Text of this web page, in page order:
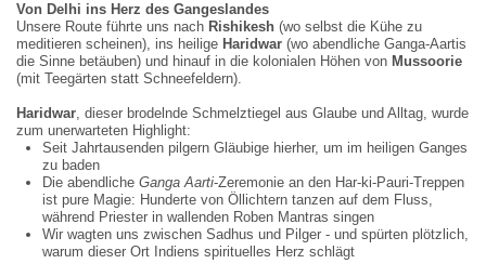
Von Delhi ins Herz des Gangeslandes
Unsere Route führte uns nach Rishikesh (wo selbst die Kühe zu
meditieren scheinen), ins heilige Haridwar (wo abendliche Ganga-Aartis
die Sinne betäuben) und hinauf in die kolonialen Höhen von Mussoorie
(mit Teegärten statt Schneefeldern).
Haridwar, dieser brodelnde Schmelztiegel aus Glaube und Alltag, wurde
zum unerwarteten Highlight:
Seit Jahrtausenden pilgern Gläubige hierher, um im heiligen Ganges
zu baden
Die abendliche Ganga Aarti-Zeremonie an den Har-ki-Pauri-Treppen
ist pure Magie: Hunderte von Öllichtern tanzen auf dem Fluss,
während Priester in wallenden Roben Mantras singen
Wir wagten uns zwischen Sadhus und Pilger - und spürten plötzlich,
warum dieser Ort Indiens spirituelles Herz schlägt